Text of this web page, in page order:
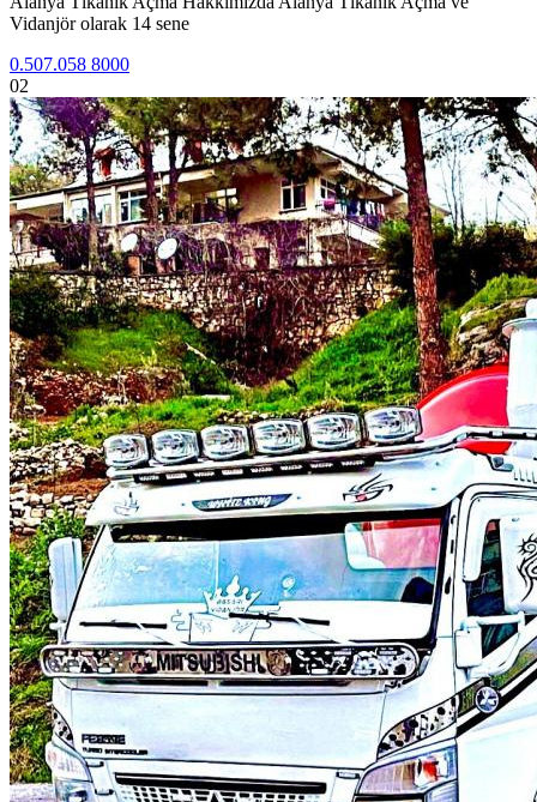
Vidanjör olarak 14 sene
0.507.058 8000
02